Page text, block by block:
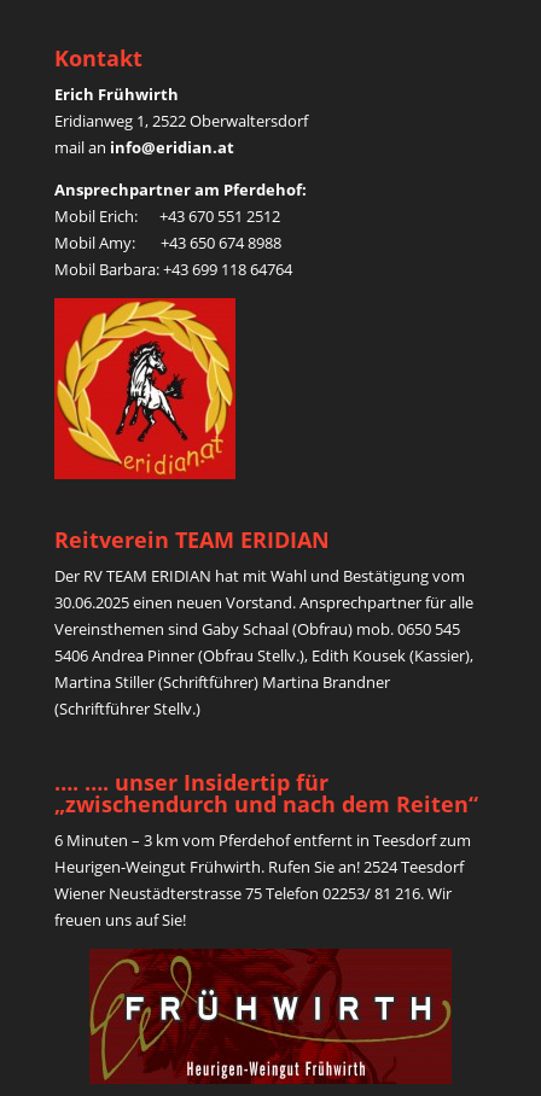
Kontakt
Erich Frühwirth
Eridianweg 1, 2522 Oberwaltersdorf
mail an info@eridian.at
Ansprechpartner am Pferdehof:
Mobil Erich: +43 670 551 2512
Mobil Amy: +43 650 674 8988
Mobil Barbara: +43 699 118 64764
Reitverein TEAM ERIDIAN
Der RV TEAM ERIDIAN hat mit Wahl und Bestätigung vom
30.06.2025 einen neuen Vorstand. Ansprechpartner für alle
Vereinsthemen sind Gaby Schaal (Obfrau) mob. 0650 545
5406 Andrea Pinner (Obfrau Stellv.), Edith Kousek (Kassier),
Martina Stiller (Schriftführer) Martina Brandner
(Schriftführer Stellv.)
…. …. unser Insidertip für
„zwischendurch und nach dem Reiten“
6 Minuten – 3 km vom Pferdehof entfernt in Teesdorf zum
Heurigen-Weingut Frühwirth. Rufen Sie an! 2524 Teesdorf
Wiener Neustädterstrasse 75 Telefon 02253/ 81 216. Wir
freuen uns auf Sie!